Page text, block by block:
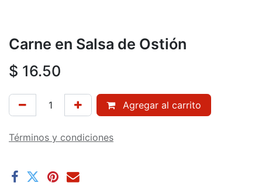
Carne en Salsa de Ostión
$ 16.50
Agregar al carrito
Términos y condiciones